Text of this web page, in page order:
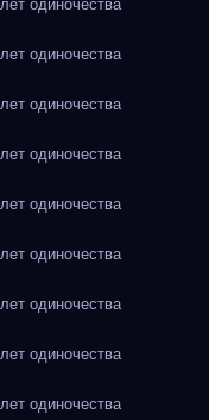
одиночества
одиночества
одиночества
одиночества
одиночества
одиночества
одиночества
одиночества
одиночества